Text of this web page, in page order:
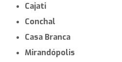
Cajati
Conchal
Casa Branca
Mirandópolis